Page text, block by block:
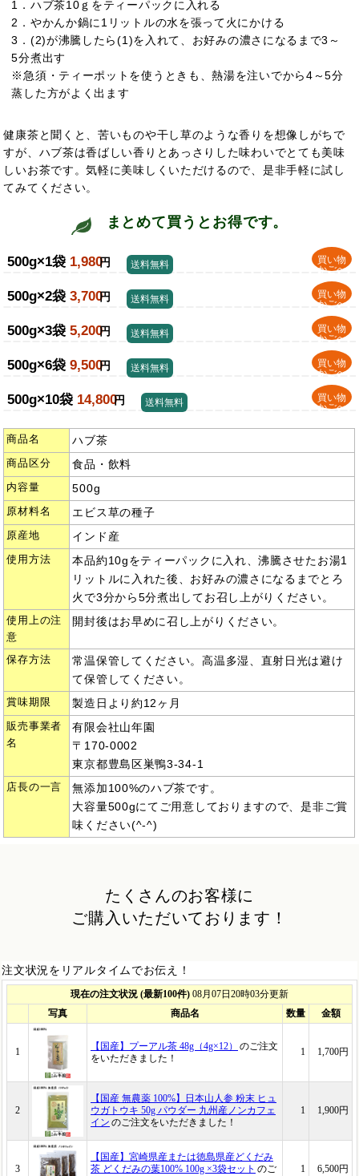
1．ハブ茶10ｇをティーパックに入れる
2．やかんか鍋に1リットルの水を張って火にかける
3．(2)が沸騰したら(1)を入れて、お好みの濃さになるまで3～
5分煮出す
※急須・ティーポットを使うときも、熱湯を注いでから4～5分
蒸した方がよく出ます
健康茶と聞くと、苦いものや干し草のような香りを想像しがちで
すが、ハブ茶は香ばしい香りとあっさりした味わいでとても美味
しいお茶です。気軽に美味しくいただけるので、是非手軽に試し
てみてください。
まとめて買うとお得です。
500g×1袋 1,980円
買い物
かごへ
送料無料
500g×2袋 3,700円
買い物
かごへ
送料無料
500g×3袋 5,200円
買い物
かごへ
送料無料
500g×6袋 9,500円
買い物
かごへ
送料無料
500g×10袋 14,800円
買い物
かごへ
送料無料
商品名 ハブ茶
商品区分 食品・飲料
内容量 500g
原材料名 エビス草の種子
原産地 インド産
使用方法
本品約10gをティーパックに入れ、沸騰させたお湯1
リットルに入れた後、お好みの濃さになるまでとろ
火で3分から5分煮出してお召し上がりください。
使用上の注
意
開封後はお早めに召し上がりください。
保存方法
常温保管してください。高温多湿、直射日光は避け
て保管してください。
賞味期限 製造日より約12ヶ月
販売事業者
名
有限会社山年園
〒170-0002
東京都豊島区巣鴨3-34-1
店長の一言
無添加100%のハブ茶です。
大容量500gにてご用意しておりますので、是非ご賞
味ください(^-^)
たくさんのお客様に
ご購入いただいております！
注文状況をリアルタイムでお伝え！